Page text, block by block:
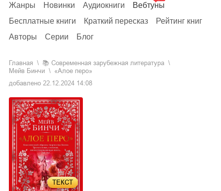
Жанры Новинки Аудиокниги
Вебтуны
Бесплатные книги
Краткий пересказ
Рейтинг книг
Авторы
Серии Блог
Главная 📚
современная зарубежная литература
Мейв Бинчи
«Алое перо»
добавлено 22.12.2024 14:08
ТЕКСТ